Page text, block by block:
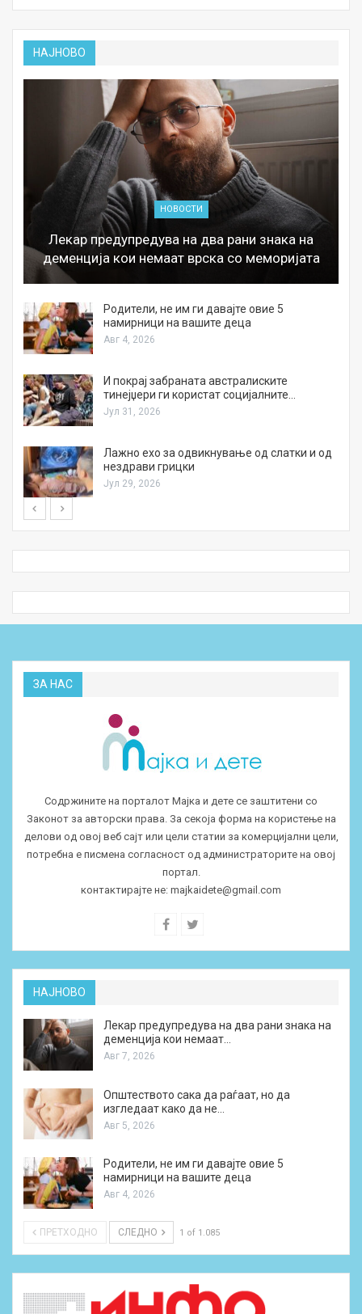
НАЈНОВО
НОВОСТИ
Лекар предупредува на два рани знака на
деменција кои немаат врска со меморијата
Родители, не им ги давајте овие 5
намирници на вашите деца
Авг 4, 2026
И покрај забраната австралиските
тинејџери ги користат социјалните…
Јул 31, 2026
Лажно ехо за одвикнување од слатки и од
нездрави грицки
Јул 29, 2026
ЗА НАС
Содржините на порталот Мајка и дете се заштитени со
Законот за авторски права. За секоја форма на користење на
делови од овој веб сајт или цели статии за комерцијални цели,
потребна е писмена согласност од администраторите на овој
портал.
контактирајте не: majkaidete@gmail.com
НАЈНОВО
Лекар предупредува на два рани знака на
деменција кои немаат…
Авг 7, 2026
Општеството сака да раѓаат, но да
изгледаат како да не…
Авг 5, 2026
Родители, не им ги давајте овие 5
намирници на вашите деца
Авг 4, 2026
ПРЕТХОДНО СЛЕДНО 1 of 1.085